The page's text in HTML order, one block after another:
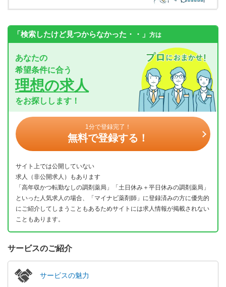
「検索したけど見つからなかった・・」 方は
あなたの
希望条件に合う
理想の求人
をお探しします！
1分で登録完了！
無料で登録する！
サイト上では公開していない
求人（非公開求人）もあります
「高年収かつ転勤なしの調剤薬局」「土日休み＋平日休みの調剤薬局」
といった人気求人の場合、「マイナビ薬剤師」に登録済みの方に優先的
にご紹介してしまうこともあるためサイトには求人情報が掲載されない
こともあります。
サービスのご紹介
サービスの魅力